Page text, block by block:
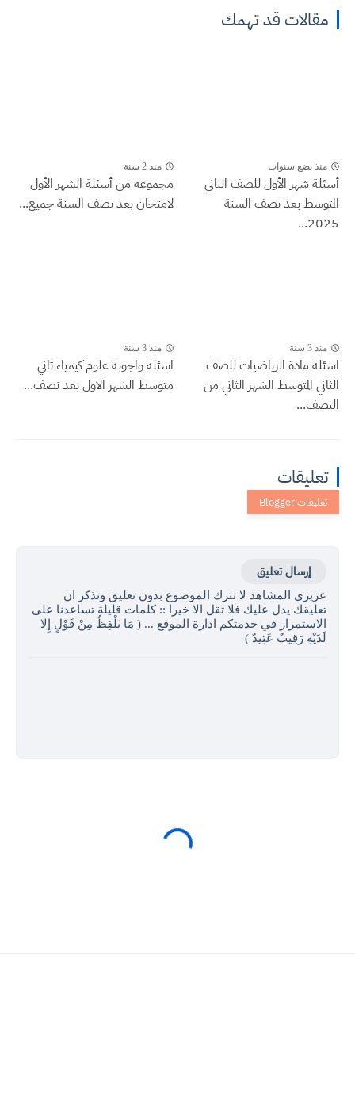
مقالات قد تهمك
منذ بضع سنوات
أسئلة شهر الأول للصف الثاني
المتوسط بعد نصف السنة
2025...
منذ 2 سنة
مجموعه من أسئلة الشهر الأول
لامتحان بعد نصف السنة جميع...
منذ 3 سنة
اسئلة مادة الرياضيات للصف
الثاني المتوسط الشهر الثاني من
النصف...
منذ 3 سنة
اسئلة واجوبة علوم كيمياء ثاني
متوسط الشهر الاول بعد نصف...
تعليقات
إرسال تعليق
عزيزي المشاهد لا تترك الموضوع بدون تعليق وتذكر ان
تعليقك يدل عليك فلا تقل الا خيرا :: كلمات قليلة تساعدنا على
الاستمرار في خدمتكم ادارة الموقع ... ( مَا يَلْفِظُ مِنْ قَوْلٍ إِلا
لَدَيْهِ رَقِيبٌ عَتِيدٌ )